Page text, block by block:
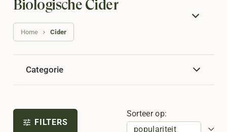
Biologische Cider
Home Cider
Categorie
tune FILTERS
Sorteer op: